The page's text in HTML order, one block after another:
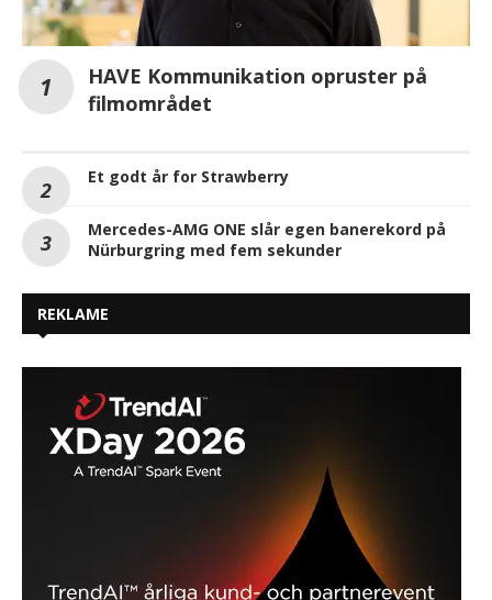
HAVE Kommunikation opruster på
filmområdet
Et godt år for Strawberry
Mercedes-AMG ONE slår egen banerekord på
Nürburgring med fem sekunder
REKLAME